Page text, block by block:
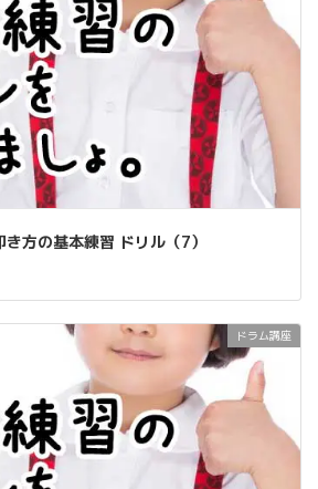
き方の基本練習 ドリル（7）
ドラム講座